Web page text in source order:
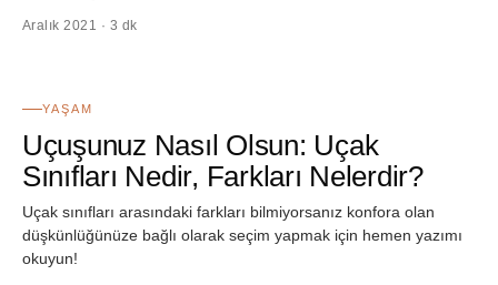
Aralık 2021 · 3 dk
YAŞAM
Uçuşunuz Nasıl Olsun: Uçak
Sınıfları Nedir, Farkları Nelerdir?
Uçak sınıfları arasındaki farkları bilmiyorsanız konfora olan
düşkünlüğünüze bağlı olarak seçim yapmak için hemen yazımı
okuyun!